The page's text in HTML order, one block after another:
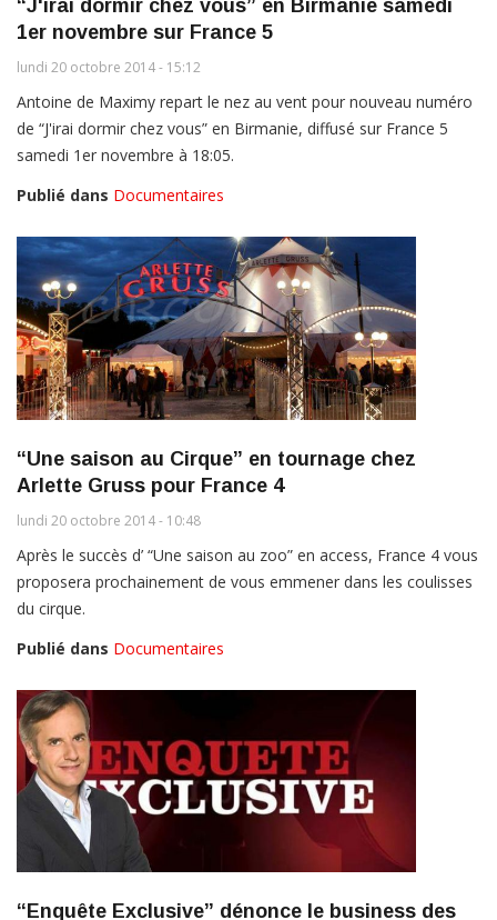
“J'irai dormir chez vous” en Birmanie samedi
1er novembre sur France 5
lundi 20 octobre 2014 - 15:12
Antoine de Maximy repart le nez au vent pour nouveau numéro
de “J'irai dormir chez vous” en Birmanie, diffusé sur France 5
samedi 1er novembre à 18:05.
Publié dans Documentaires
“Une saison au Cirque” en tournage chez
Arlette Gruss pour France 4
lundi 20 octobre 2014 - 10:48
Après le succès d’ “Une saison au zoo” en access, France 4 vous
proposera prochainement de vous emmener dans les coulisses
du cirque.
Publié dans Documentaires
“Enquête Exclusive” dénonce le business des